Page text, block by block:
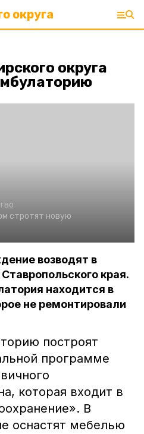
округа
округа
стротят новую
возводят в
края.
находится в
не ремонтировали
построят
программе
которая входит в
В
оснастят мебелью